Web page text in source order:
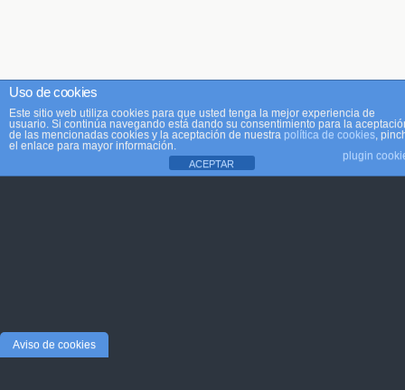
Uso de cookies
Este sitio web utiliza cookies para que usted tenga la mejor experiencia de
usuario. Si continúa navegando está dando su consentimiento para la
de las mencionadas cookies y la aceptación de nuestra política de cookies,
el enlace para mayor información.
plugin
ACEPTAR
Aviso de cookies